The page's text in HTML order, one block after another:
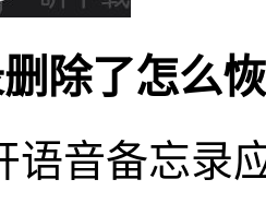
除了怎么
语音备忘录